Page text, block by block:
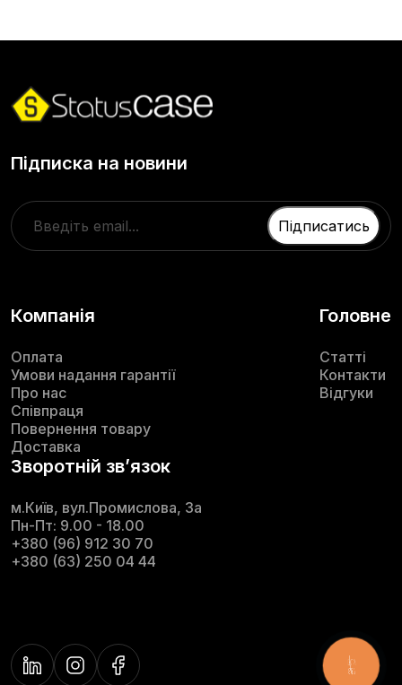
Підписка на новини
Головне
Статті
Контакти
Відгуки
Компанія
Оплата
Умови надання гарантії
Про нас
Співпраця
Повернення товару
Доставка
Зворотній звʼязок
м.Київ, вул.Промислова, 3а
Пн-Пт: 9.00 - 18.00
+380 (96) 912 30 70
+380 (63) 250 04 44
КНОПКА
ЗВ'ЯЗКУ